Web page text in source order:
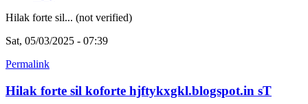
Hilak forte sil... (not verified)
Sat, 05/03/2025 - 07:39
Permalink
Hilak forte sil koforte hjftykxgkl.blogspot.in sT